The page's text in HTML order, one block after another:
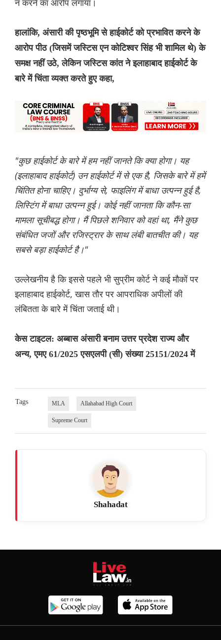
न करने का आरोप लगाया।
हालांकि, अंसारी की पृष्ठभूमि से हाईकोर्ट को प्रभावित करने के
आरोप पीठ (जिसमें जस्टिस एन कोटिश्वर सिंह भी शामिल थे) के
समक्ष नहीं उठे, लेकिन जस्टिस कांत ने इलाहाबाद हाईकोर्ट के
बारे में चिंता व्यक्त करते हुए कहा,
"कुछ हाईकोर्ट के बारे में हम नहीं जानते कि क्या होगा। यह
(इलाहाबाद हाईकोर्ट) उन हाईकोर्ट में से एक है, जिसके बारे में हमें
चिंतित होना चाहिए। दुर्भाग्य से, फाइलिंग में बाधा उत्पन्न हुई है,
लिस्टिंग में बाधा उत्पन्न हुई। कोई नहीं जानता कि कौन-सा
मामला सूचीबद्ध होगा। मैं पिछले शनिवार को वहां था, मैंने कुछ
संबंधित जजों और रजिस्ट्रार के साथ लंबी बातचीत की। यह
सबसे बड़ा हाईकोर्ट है।"
उल्लेखनीय है कि इससे पहले भी सुप्रीम कोर्ट ने कई मौकों पर
इलाहाबाद हाईकोर्ट, खास तौर पर आपराधिक अपीलों की
लंबितता के बारे में चिंता जताई थी।
केस टाइटल: अब्बास अंसारी बनाम उत्तर प्रदेश राज्य और
अन्य, एमए 61/2025 एसएलपी (सी) संख्या 25151/2024 में
Tags MLA Allahabad High Court
Supreme Court
Shahadat